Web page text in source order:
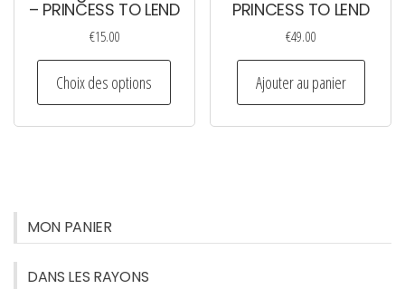
du
produit
– PRINCESS TO LEND
€15.00
Choix des options
Ce
peuvent
PRINCESS TO LEND
€49.00
Ajouter au panier
MON PANIER
DANS LES RAYONS